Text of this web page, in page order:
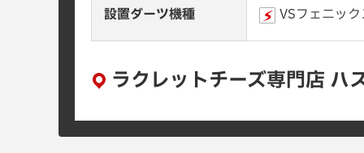
設置ダーツ機種 VSフェニッ
ラクレットチーズ専門店 ハ